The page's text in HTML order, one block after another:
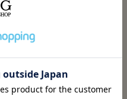
りつつ、手首までしっか